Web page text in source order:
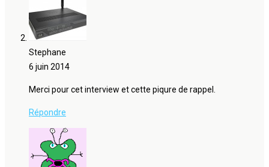
Stephane
6 juin 2014
Merci pour cet interview et cette piqure de rappel.
Répondre